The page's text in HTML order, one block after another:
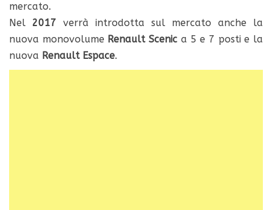
mercato.
Nel 2017 verrà introdotta sul mercato anche la
nuova monovolume Renault Scenic a 5 e 7 posti e la
nuova Renault Espace.